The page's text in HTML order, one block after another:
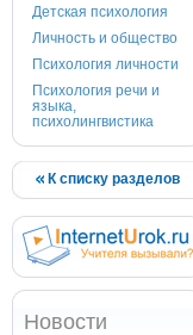
Детская психология
Личность и общество
Психология личности
Психология речи и
языка,
психолингвистика
К списку разделов
Новости